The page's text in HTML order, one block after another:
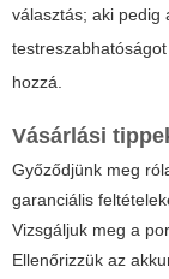
választás; aki pedig
hozzá.
Vásárlási
Győződjünk meg
garanciális
Vizsgáljuk meg a
Ellenőrizzük az